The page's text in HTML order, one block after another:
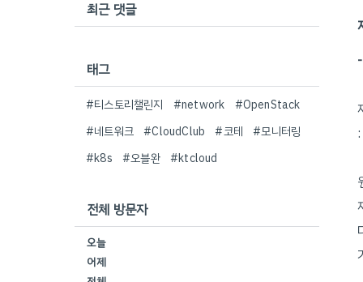
최근 댓글
태그
#티스토리챌린지 #network
#OpenStack
#네트워크 #CloudClub #코테
#모니터링
#k8s
#오블완 #ktcloud
전체 방문자
오늘
어제